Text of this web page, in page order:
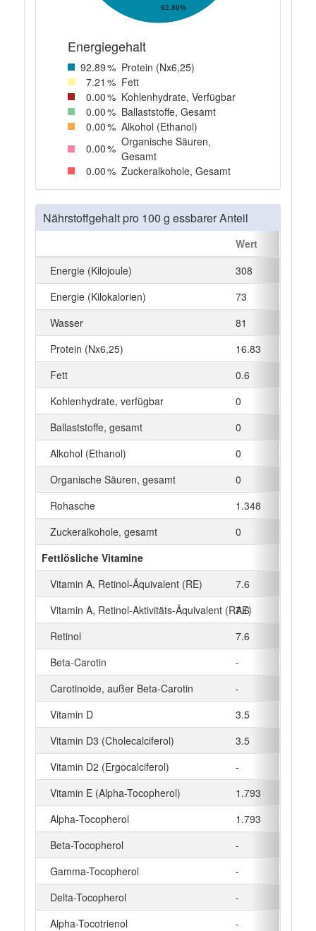
92.89%
Energiegehalt
92.89% Protein (Nx6,25)
7.21 % Fett
0.00% Kohlenhydrate, Verfügbar
0.00% Ballaststoffe, Gesamt
0.00% Alkohol (Ethanol)
0.00% Organische Säuren,
Gesamt
0.00% Zuckeralkohole, Gesamt
Nährstoffgehalt pro 100 g essbarer Anteil
Wert
Energie (Kilojoule)
308
Energie (Kilokalorien)
73
Wasser
81
Protein (Nx6,25)
16.83
Fett
0.6
Kohlenhydrate, verfügbar
0
Ballaststoffe, gesamt
0
Alkohol (Ethanol)
0
Organische Säuren, gesamt
0
Rohasche
1.348
Zuckeralkohole, gesamt
0
Fettlösliche Vitamine
Vitamin A, Retinol-Äquivalent (RE)
7.6
Vitamin A, Retinol-Aktivitäts-Äquivalent (RAE)
7.6
Retinol
7.6
Beta‑Carotin
-
Carotinoide, außer Beta-Carotin
-
Vitamin D
3.5
Vitamin D3 (Cholecalciferol)
3.5
Vitamin D2 (Ergocalciferol)
-
Vitamin E (Alpha-Tocopherol)
1.793
Alpha‑Tocopherol
1.793
Beta-Tocopherol
-
Gamma-Tocopherol
-
Delta-Tocopherol
-
Alpha-Tocotrienol
-